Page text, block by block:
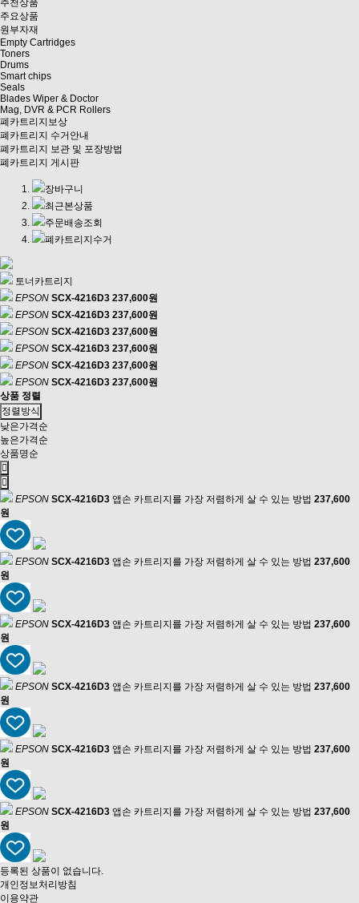
추천상품
주요상품
원부자재
Empty Cartridges
Toners
Drums
Smart chips
Seals
Blades Wiper & Doctor
Mag, DVR & PCR Rollers
폐카트리지보상
폐카트리지 수거안내
폐카트리지 보관 및 포장방법
폐카트리지 게시판
장바구니
최근본상품
주문배송조회
폐카트리지수거
토너카트리지
EPSON SCX-4216D3 237,600원
EPSON SCX-4216D3 237,600원
EPSON SCX-4216D3 237,600원
EPSON SCX-4216D3 237,600원
EPSON SCX-4216D3 237,600원
EPSON SCX-4216D3 237,600원
상품 정렬
정렬방식
낮은가격순
높은가격순
상품명순
EPSON SCX-4216D3 앱손 카트리지를 가장 저렴하게 살 수 있는 방법 237,600
원
EPSON SCX-4216D3 앱손 카트리지를 가장 저렴하게 살 수 있는 방법 237,600
원
EPSON SCX-4216D3 앱손 카트리지를 가장 저렴하게 살 수 있는 방법 237,600
원
EPSON SCX-4216D3 앱손 카트리지를 가장 저렴하게 살 수 있는 방법 237,600
원
EPSON SCX-4216D3 앱손 카트리지를 가장 저렴하게 살 수 있는 방법 237,600
원
EPSON SCX-4216D3 앱손 카트리지를 가장 저렴하게 살 수 있는 방법 237,600
원
등록된 상품이 없습니다.
개인정보처리방침
이용약관